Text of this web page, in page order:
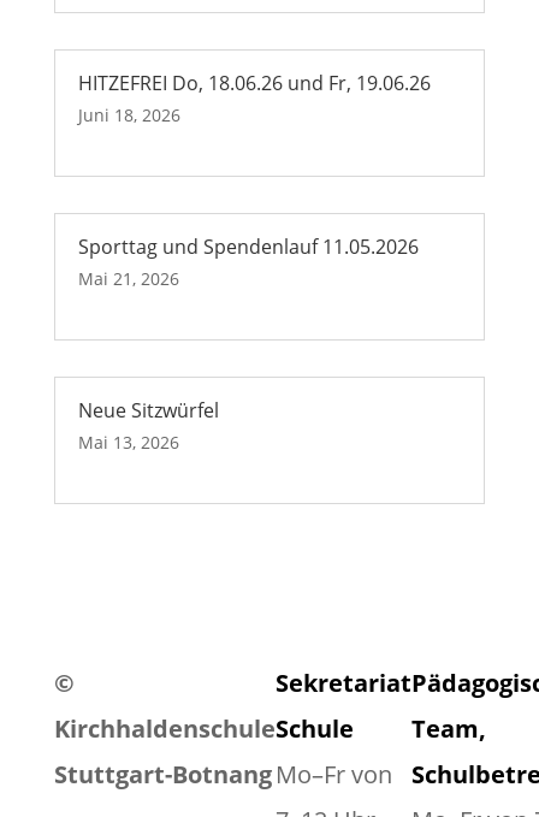
HITZEFREI Do, 18.06.26 und Fr, 19.06.26
Juni 18, 2026
Sporttag und Spendenlauf 11.05.2026
Mai 21, 2026
Neue Sitzwürfel
Mai 13, 2026
©
Kirchhaldenschule
Stuttgart-Botnang
Sekretariat
Schule
Mo–Fr von
Team,